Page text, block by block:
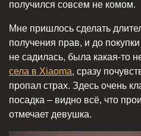
получился совсем не комом.
Мне пришлось сделать
получения прав, и до
не садилась, была какая-то
села в Xiaoma, сразу
пропал страх. Здесь очень
посадка – видно всё, что
отмечает девушка.